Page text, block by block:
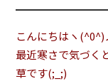
こんにちはヽ(^0^)
最近寒さで気づく
草です(;_;)